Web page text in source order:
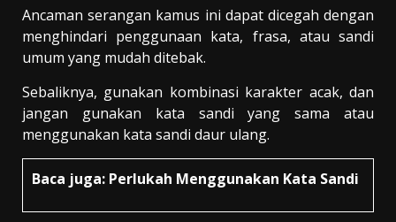
Ancaman serangan kamus ini dapat dicegah dengan
menghindari penggunaan kata, frasa, atau sandi
umum yang mudah ditebak.
Sebaliknya, gunakan kombinasi karakter acak, dan
jangan gunakan kata sandi yang sama atau
menggunakan kata sandi daur ulang.
Baca juga: Perlukah Menggunakan Kata Sandi